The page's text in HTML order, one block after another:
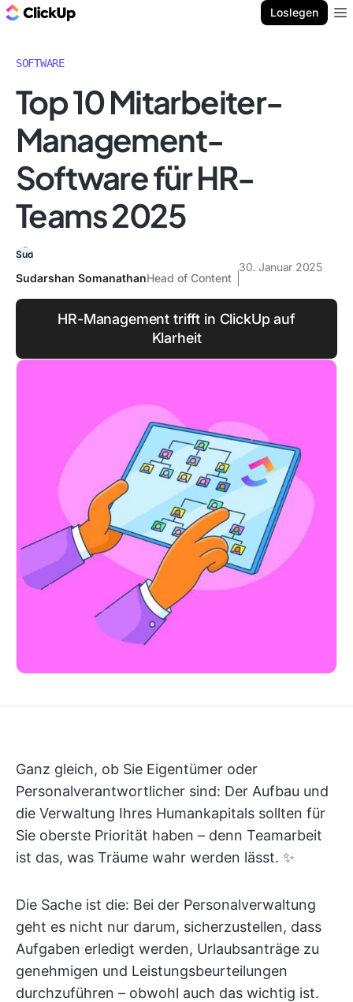
Loslegen
SOFTWARE
Top 10 Mitarbeiter-
Management-
Software für HR-
Teams 2025
Sudarshan SomanathanHead of Content
30. Januar 2025
HR-Management trifft in ClickUp auf
Klarheit
Ganz gleich, ob Sie Eigentümer oder
Personalverantwortlicher sind: Der Aufbau und
die Verwaltung Ihres Humankapitals sollten für
Sie oberste Priorität haben – denn Teamarbeit
ist das, was Träume wahr werden lässt. ✨
Die Sache ist die: Bei der Personalverwaltung
geht es nicht nur darum, sicherzustellen, dass
Aufgaben erledigt werden, Urlaubsanträge zu
genehmigen und Leistungsbeurteilungen
durchzuführen – obwohl auch das wichtig ist.